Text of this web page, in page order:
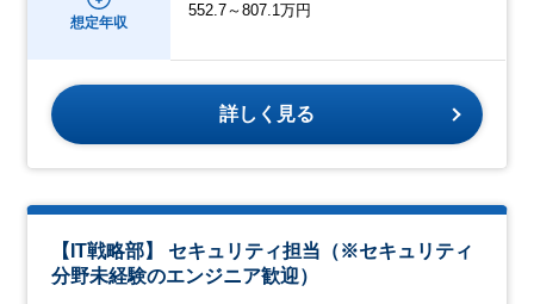
想定年収
552.7～807.1万円
詳しく見る
【IT戦略部】 セキュリティ担当（※セキュリティ
分野未経験のエンジニア歓迎）